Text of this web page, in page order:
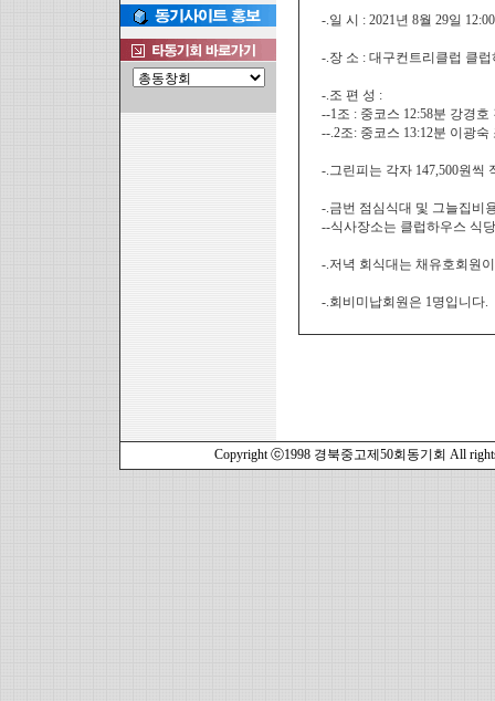
-.일 시 : 2021년 8월 29일
-.장 소 : 대구컨트리클럽 클
-.조 편 성 :
--1조 : 중코스 12:58분 강경
--.2조: 중코스 13:12분 이광
-.그린피는 각자 147,500원씩
-.금번 점심식대 및 그늘집비
--식사장소는 클럽하우스 식
-.저녁 회식대는 채유호회원
-.회비미납회원은 1명입니다.
Copyright ⓒ1998 경북중고제50회동기회 All